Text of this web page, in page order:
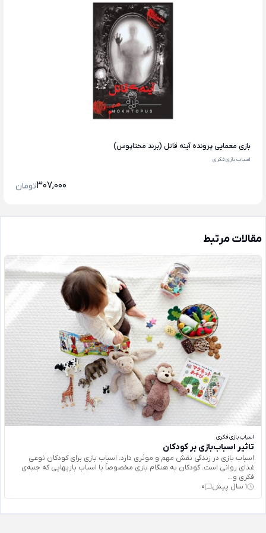
بازی معمایی پرونده آینه قاتل (برند مختاپوس)
اسباب بازی فکری
307,000تومان
مقالات مرتبط
اسباب بازی فکری
تاثیر اسباب‌بازی بر کودکان
اسباب بازی در زندگی نقش مهم و موثری دارد. اسباب بازی برای كودكان نوعی
غذای روانی است. كودكان به هنگام بازی مخصوصاً با اسباب بازيهايی كه جنبه‌ی
فكری و...
1 سال پیش
0